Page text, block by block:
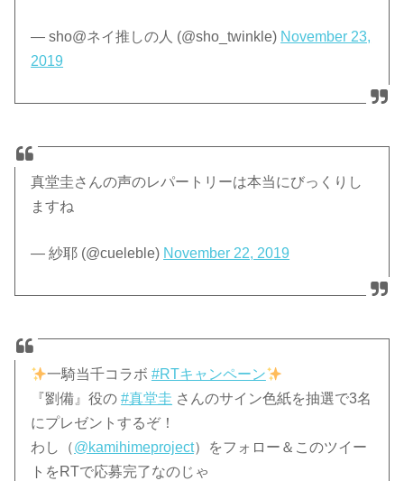
— sho@ネイ推しの人 (@sho_twinkle) November 23,
2019
真堂圭さんの声のレパートリーは本当にびっくりし
ますね
— 紗耶 (@cueleble) November 22, 2019
一騎当千コラボ #RTキャンペーン
『劉備』役の#真堂圭 さんのサイン色紙を抽選で3名
にプレゼントするぞ！
わし（@kamihimeproject）をフォロー＆このツイー
トをRTで応募完了なのじゃ